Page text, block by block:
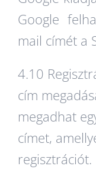
Google
mail címét a
4.10
cím
megadhat
címet,
regisztrációt.